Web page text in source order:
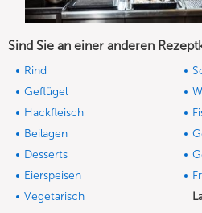
Sind Sie an einer anderen
Rind
Geflügel
Hackfleisch
Beilagen
Desserts
Eierspeisen
Vegetarisch